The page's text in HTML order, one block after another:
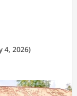
4, 2026)